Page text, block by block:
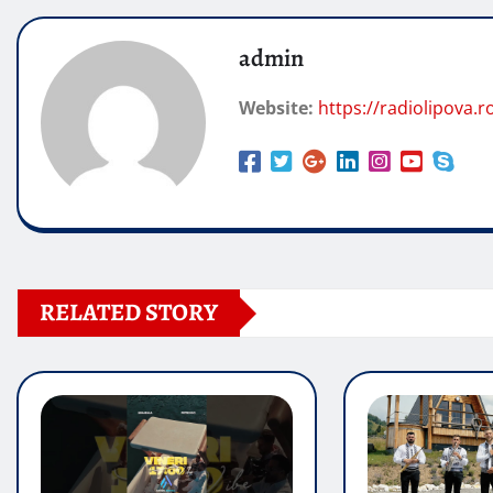
admin
Website: https://
RELATED STORY